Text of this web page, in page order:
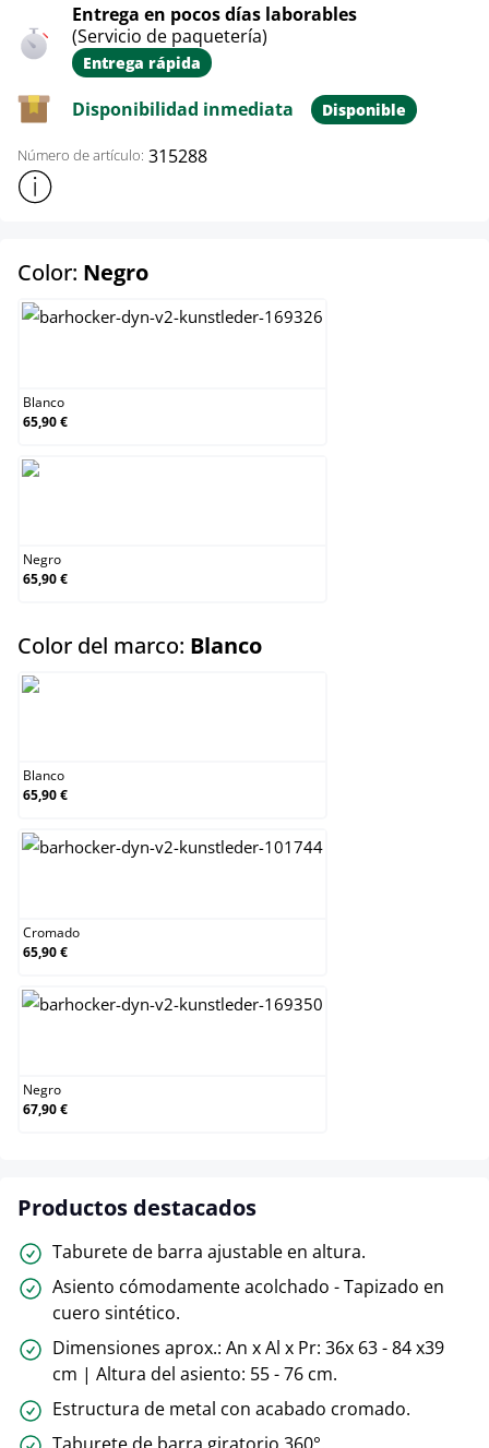
Entrega en pocos días laborables
(Servicio de paquetería)
Entrega rápida
Disponibilidad inmediata Disponible
Número de artículo: 315288
Mostrar más información sobre el producto
Color: Negroselect
Blanco
65,90 €
Negro
65,90 €
Color del marco: Blancoselect
Blanco
65,90 €
Cromado
65,90 €
Negro
67,90 €
Productos destacados
Taburete de barra ajustable en altura.
Asiento cómodamente acolchado - Tapizado en
cuero sintético.
Dimensiones aprox.: An x Al x Pr: 36x 63 - 84 x39
cm | Altura del asiento: 55 - 76 cm.
Estructura de metal con acabado cromado.